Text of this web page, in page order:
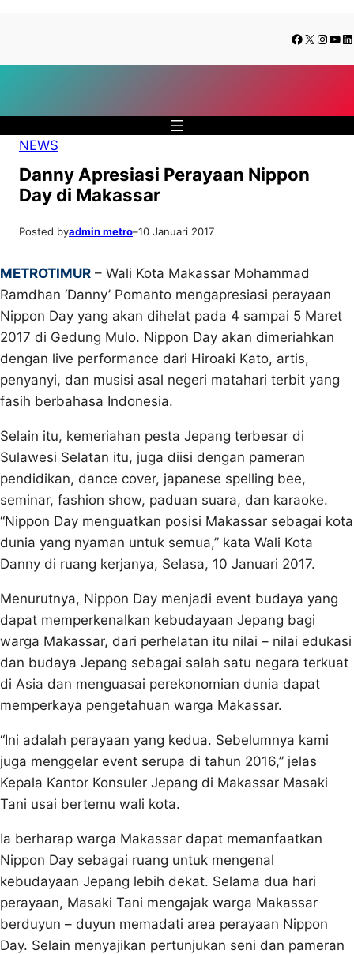
konten
content
Facebook
X
NEWS
Danny Apresiasi Perayaan Nippon
Day di Makassar
Posted byadmin metro–10 Januari 2017
METROTIMUR – Wali Kota Makassar Mohammad
Ramdhan ‘Danny’ Pomanto mengapresiasi perayaan
Nippon Day yang akan dihelat pada 4 sampai 5 Maret
2017 di Gedung Mulo. Nippon Day akan dimeriahkan
dengan live performance dari Hiroaki Kato, artis,
penyanyi, dan musisi asal negeri matahari terbit yang
fasih berbahasa Indonesia.
Selain itu, kemeriahan pesta Jepang terbesar di
Sulawesi Selatan itu, juga diisi dengan pameran
pendidikan, dance cover, japanese spelling bee,
seminar, fashion show, paduan suara, dan karaoke.
“Nippon Day menguatkan posisi Makassar sebagai kota
dunia yang nyaman untuk semua,” kata Wali Kota
Danny di ruang kerjanya, Selasa, 10 Januari 2017.
Menurutnya, Nippon Day menjadi event budaya yang
dapat memperkenalkan kebudayaan Jepang bagi
warga Makassar, dari perhelatan itu nilai – nilai edukasi
dan budaya Jepang sebagai salah satu negara terkuat
di Asia dan menguasai perekonomian dunia dapat
memperkaya pengetahuan warga Makassar.
“Ini adalah perayaan yang kedua. Sebelumnya kami
juga menggelar event serupa di tahun 2016,” jelas
Kepala Kantor Konsuler Jepang di Makassar Masaki
Tani usai bertemu wali kota.
Ia berharap warga Makassar dapat memanfaatkan
Nippon Day sebagai ruang untuk mengenal
kebudayaan Jepang lebih dekat. Selama dua hari
perayaan, Masaki Tani mengajak warga Makassar
berduyun – duyun memadati area perayaan Nippon
Day. Selain menyajikan pertunjukan seni dan pameran